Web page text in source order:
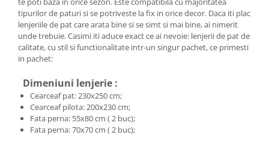
tipurilor de paturi si se potriveste la fix in orice decor. Daca iti plac
lenjeriile de pat care arata bine si se simt si mai bine, ai nimerit
unde trebuie. Casimi iti aduce exact ce ai nevoie: lenjerii de pat de
calitate, cu stil si functionalitate intr-un singur pachet, ce primesti
in pachet:
Dimeniuni lenjerie :
Cearceaf pat: 230x250 cm;
Cearceaf pilota: 200x230 cm;
Fata perna: 55x80 cm ( 2 buc);
Fata perna: 70x70 cm ( 2 buc);